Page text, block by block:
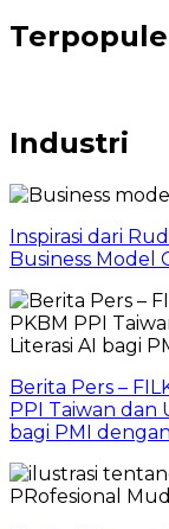
Industri
Inspirasi dari
Business Model
Berita Pers –
PPI Taiwan dan
bagi PMI